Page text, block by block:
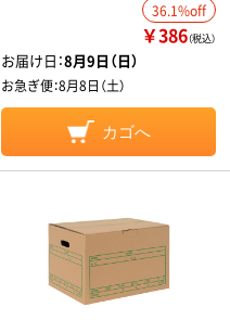
36.1%off
￥386（税込）
お届け日：8月9日（日）
お急ぎ便：8月8日（土）
カゴへ